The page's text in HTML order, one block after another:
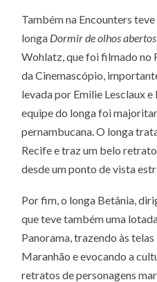
Também na Encounters
longa Dormir de olhos abertos
Wohlatz, que foi filmado no
da Cinemascópio,
levada por Emilie Lesclaux
equipe do longa foi
pernambucana. O longa
Recife e traz um belo
desde um ponto de vista
Por fim, o longa Betânia,
que teve também uma
Panorama, trazendo às
Maranhão e evocando a
retratos de personagens